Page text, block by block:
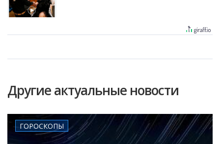
Другие актуальные новости
ГОРОСКОПЫ